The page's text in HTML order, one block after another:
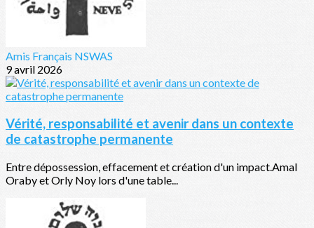
Amis Français NSWAS
9 avril 2026
Vérité, responsabilité et avenir dans un contexte
de catastrophe permanente
Entre dépossession, effacement et création d'un impact.Amal
Oraby et Orly Noy lors d'une table...